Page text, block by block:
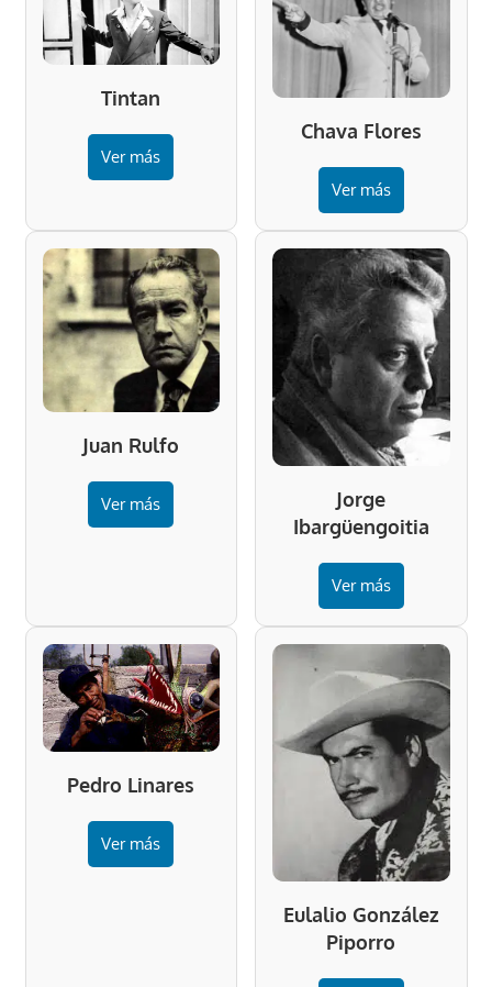
Tintan
Ver más
Chava Flores
Ver más
Juan Rulfo
Ver más
Jorge
Ibargüengoitia
Ver más
Pedro Linares
Ver más
Eulalio González
Piporro